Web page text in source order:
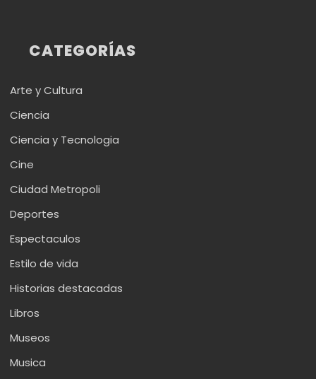
CATEGORÍAS
Arte y Cultura
Ciencia
Ciencia y Tecnologia
Cine
Ciudad Metropoli
Deportes
Espectaculos
Estilo de vida
Historias destacadas
Libros
Museos
Musica